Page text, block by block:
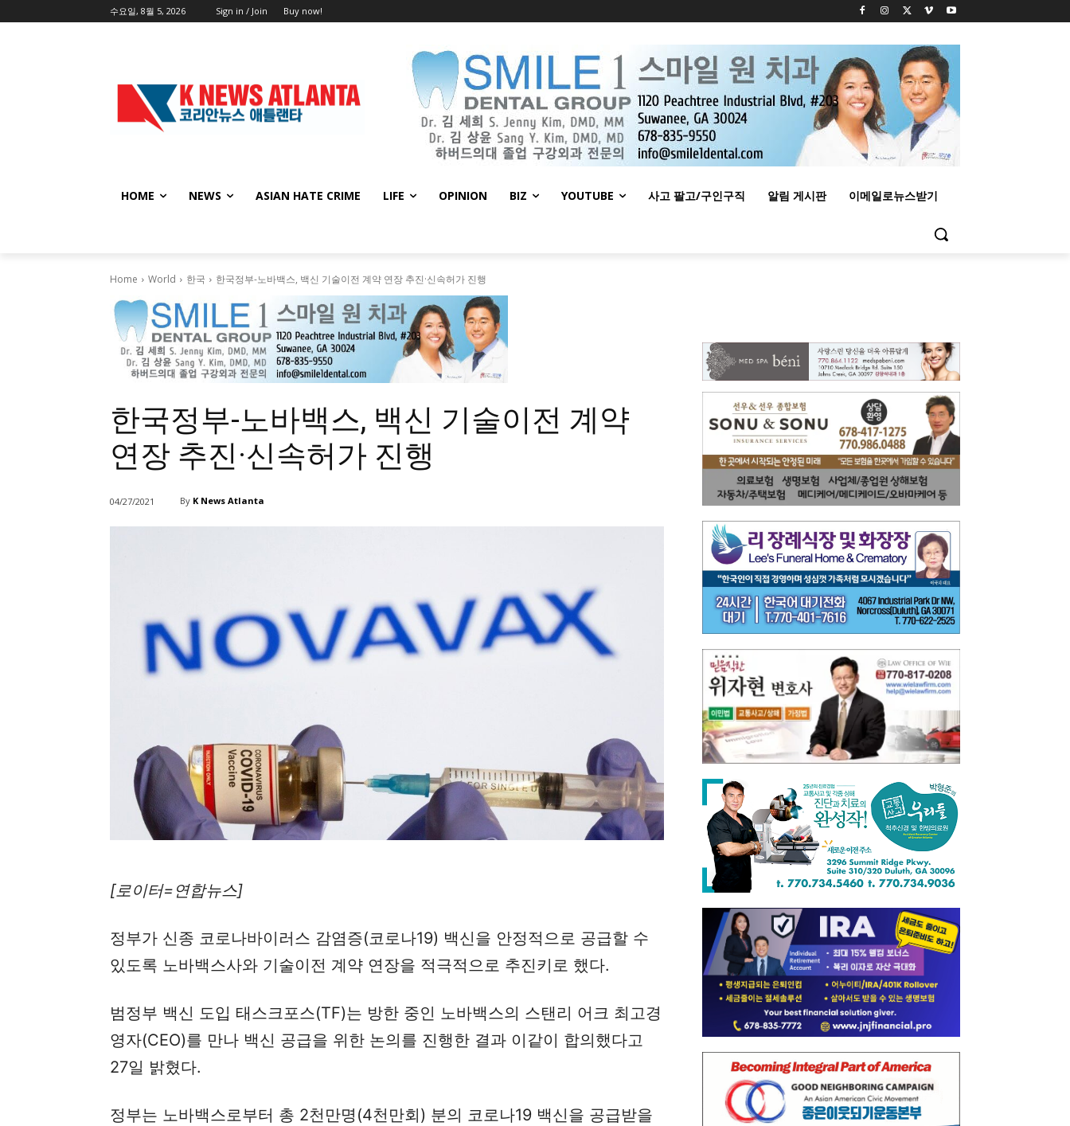
수요일, 8월 5, 2026 Sign in / Join Buy now!
HOME NEWS ASIAN HATE CRIME LIFE OPINION BIZ YOUTUBE 사고 팔고/구인구직 알림 게시판 이메일로뉴스받기
Home World 한국 한국정부-노바백스, 백신 기술이전 계약 연장 추진·신속허가 진행
한국정부-노바백스, 백신 기술이전 계약
연장 추진·신속허가 진행
04/27/2021 By K News Atlanta
[로이터=연합뉴스]
정부가 신종 코로나바이러스 감염증(코로나19) 백신을 안정적으로 공급할 수
있도록 노바백스사와 기술이전 계약 연장을 적극적으로 추진키로 했다.
범정부 백신 도입 태스크포스(TF)는 방한 중인 노바백스의 스탠리 어크 최고경
영자(CEO)를 만나 백신 공급을 위한 논의를 진행한 결과 이같이 합의했다고
27일 밝혔다.
정부는 노바백스로부터 총 2천만명(4천만회) 분의 코로나19 백신을 공급받을